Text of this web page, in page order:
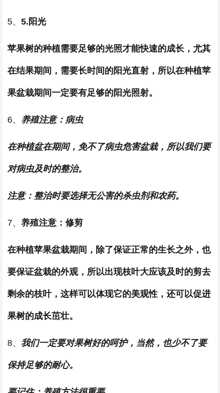
5、 5.阳光
苹果树的种植需要足够的光照才能快速的成长，尤其
在结果期间，需要长时间的阳光直射，所以在种植苹
果盆栽期间一定要有足够的阳光照射。
6、 养殖注意：病虫
在种植盆在期间，免不了病虫危害盆栽，所以我们要
对病虫及时的整治。
注意：整治时要选择无公害的杀虫剂和农药。
7、 养殖注意：修剪
在种植苹果盆栽期间，除了保证正常的生长之外，也
要保证盆栽的外观，所以出现枝叶大应该及时的剪去
剩余的枝叶，这样可以体现它的美观性，还可以促进
果树的成长茁壮。
8、 我们一定要对果树好的呵护，当然，也少不了要
保持足够的耐心。